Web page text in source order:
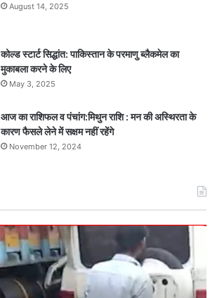
August 14, 2025
कोल्ड स्टार्ट सिद्धांत: पाकिस्तान के परमाणु ब्लैकमेल का
मुकाबला करने के लिए
May 3, 2025
आज का राशिफल व पंचांग:मिथुन राशि : मन की अस्थिरता के
कारण फैसले लेने में सक्षम नहीं रहेंगे
November 12, 2024